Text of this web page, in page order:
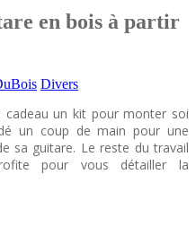
en bois à partir
Divers
un kit pour monter soi
un coup de main pour une
sa guitare. Le reste du travail
pour vous détailler la